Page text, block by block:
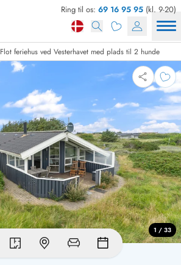
Ring til os: 69 16 95 95 (kl. 9-20)
Flot feriehus ved Vesterhavet med plads til 2 hunde
1 / 33